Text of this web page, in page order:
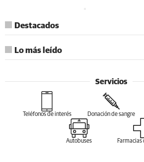
Destacados
Lo más leído
Servicios
Teléfonos de interés Donación de sangre
Autobuses Farmacias